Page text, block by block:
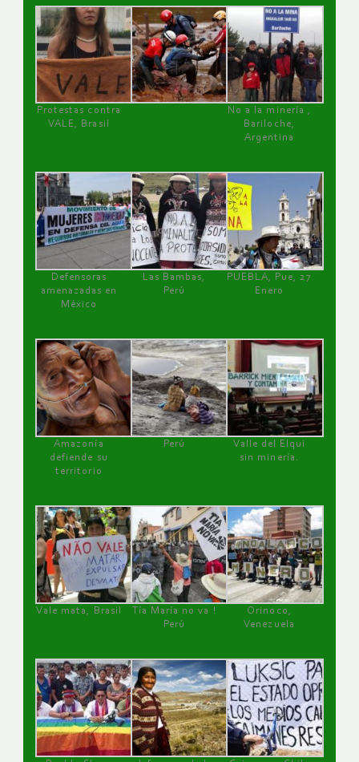
Protestas contra
VALE, Brasil
No a la minería ,
Bariloche,
Argentina
Defensoras
amenazadas en
México
Las Bambas,
Perú
PUEBLA, Pue, 27
Enero
Amazonía
defiende su
territorio
Perú
Valle del Elqui
sin minería.
Vale mata, Brasil
Tía María no va !
Perú
Orinoco,
Venezuela